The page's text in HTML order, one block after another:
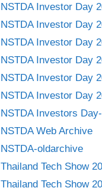
NSTDA Investor Day
NSTDA Investor Day
NSTDA Investor Day
NSTDA Investor Day
NSTDA Investor Day
NSTDA Investor Day
NSTDA Investors
NSTDA Web Archive
NSTDA-oldarchive
Thailand Tech Show
Thailand Tech Show